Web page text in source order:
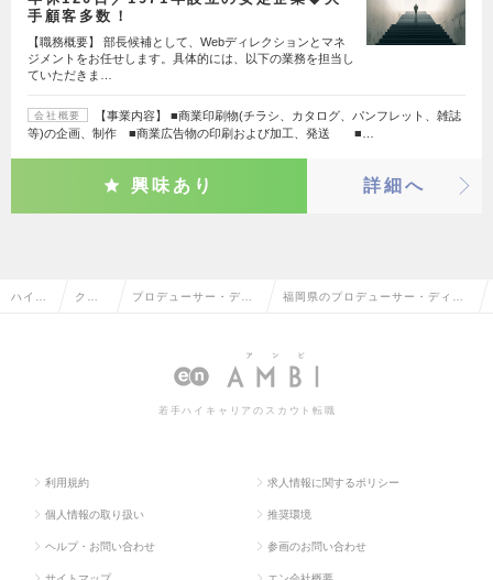
手顧客多数！
【職務概要】 部長候補として、Webディレクションとマネ
ジメントをお任せします。具体的には、以下の業務を担当し
ていただきま…
会社概要
【事業内容】 ■商業印刷物(チラシ、カタログ、パンフレット、雑誌
等)の企画、制作 ■商業広告物の印刷および加工、発送 ■…
興味あり 詳細へ
ハイク クリ プロデューサー・ディ
イル・ゲーム関連）
福岡県のプロデューサー・ディレ
関連）の転職・求人情報一覧
若手ハイキャリアのスカウト転職
利用規約 求人情報に関するポリシー
個人情報の取り扱い 推奨環境
ヘルプ・お問い合わせ 参画のお問い合わせ